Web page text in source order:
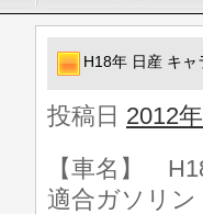
H18年 日産 キ
投稿日 2012
【車名】
適合ガソリン